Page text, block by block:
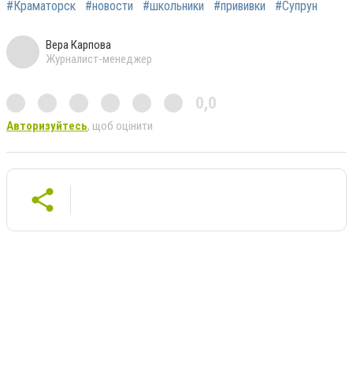
#Краматорск #новости #школьники #прививки #Супрун
Вера Карпова
Журналист-менеджер
0,0
Авторизуйтесь, щоб оцінити